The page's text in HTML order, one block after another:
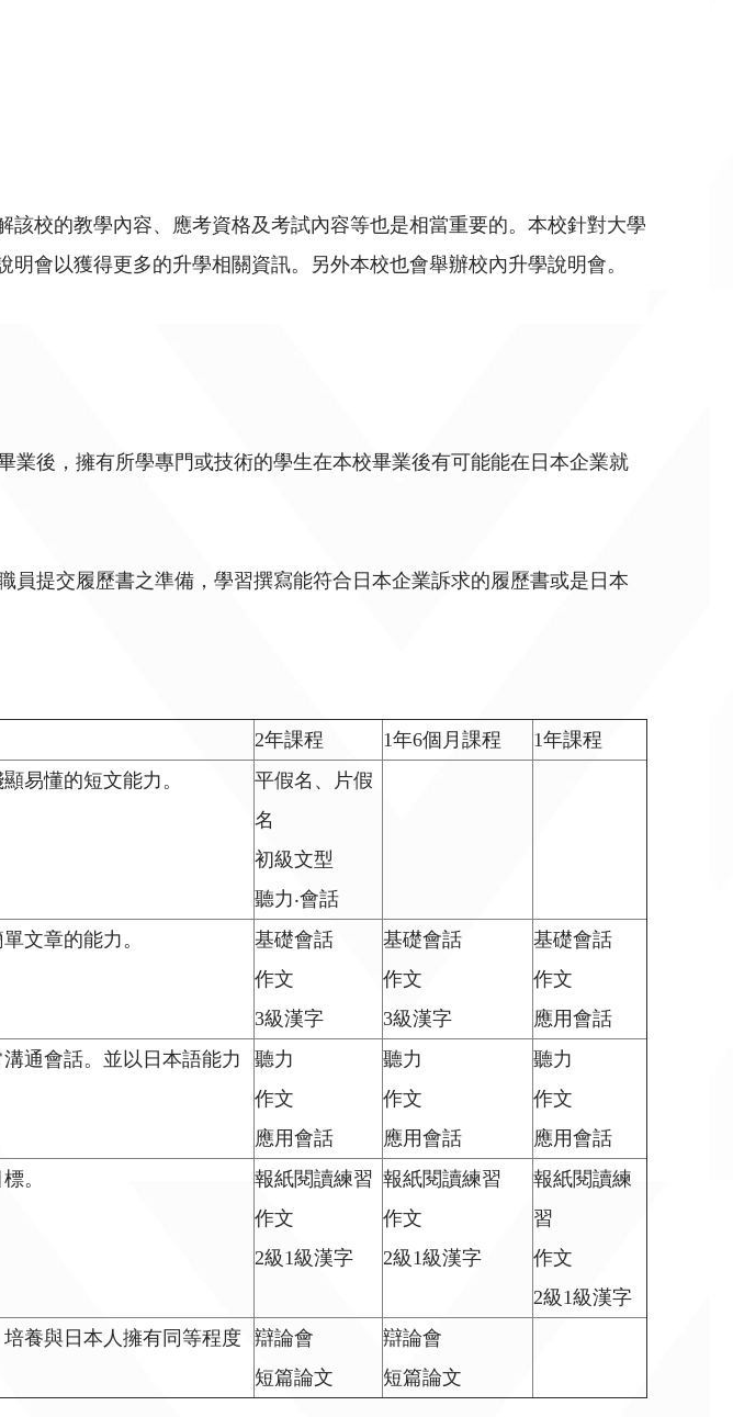
校的教學內容、應考資格及考試內容等也是相當重要的。本校針對大學
會以獲得更多的升學相關資訊。另外本校也會舉辦校內升學說明會。
後，擁有所學專門或技術的學生在本校畢業後有可能能在日本企業就
提交履歷書之準備，學習撰寫能符合日本企業訴求的履歷書或是日本
2年課程 1年6個月課程
1年課程
易懂的短文能力。
平假名、片假
名
初級文型
聽力‧會話
文章的能力。
基礎會話
作文
3級漢字
基礎會話
作文
3級漢字
基礎會話
作文
應用會話
通會話。並以日本語能力
聽力
作文
應用會話
聽力
作文
應用會話
聽力
作文
應用會話
。
報紙閱讀練習
作文
2級1級漢字
報紙閱讀練習
作文
2級1級漢字
報紙閱讀練
習
作文
2級1級漢字
養與日本人擁有同等程度
辯論會
短篇論文
辯論會
短篇論文